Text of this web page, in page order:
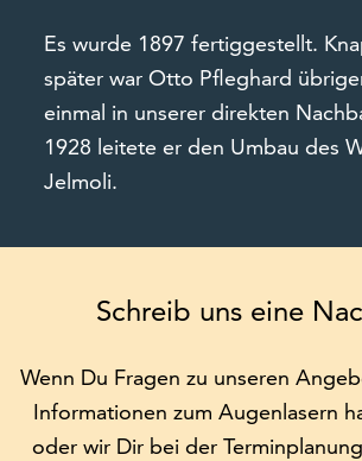
Es wurde 1897 fertiggestellt.
später war Otto Pfleghard
einmal in unserer direkten
1928 leitete er den Umbau des
Jelmoli.
Schreib uns eine
Wenn Du Fragen zu unseren
Informationen zum Augenlasern
oder wir Dir bei der